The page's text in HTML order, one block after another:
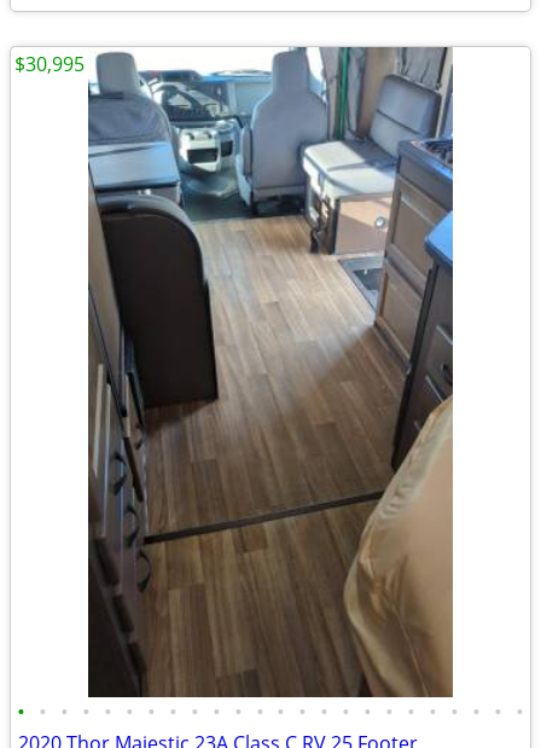
• • • • • • • • • • • • • • • • • • • • • • • •
$30,995